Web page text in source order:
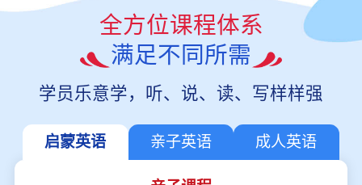
全方位课程体系
满足不同所需
学员乐意学，听、说、读、写样样强
启蒙英语 亲子英语 成人英语